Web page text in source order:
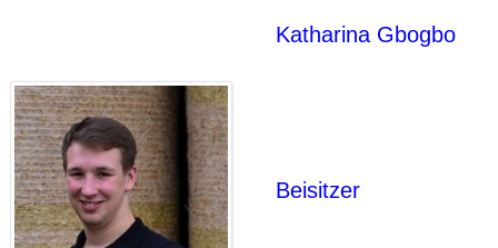
Katharina Gbogbo
Beisitzer